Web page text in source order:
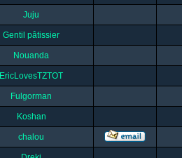
Juju
Gentil pâtissier
Nouanda
EricLovesTZTOT
Fulgorman
Koshan
chalou